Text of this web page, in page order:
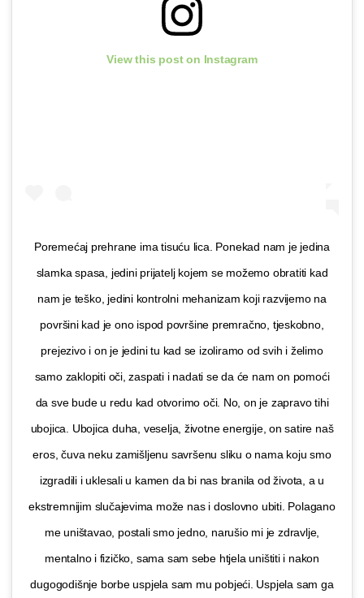
View this post on Instagram
Poremećaj prehrane ima tisuću lica. Ponekad nam je jedina
slamka spasa, jedini prijatelj kojem se možemo obratiti kad
nam je teško, jedini kontrolni mehanizam koji razvijemo na
površini kad je ono ispod površine premračno, tjeskobno,
prejezivo i on je jedini tu kad se izoliramo od svih i želimo
samo zaklopiti oči, zaspati i nadati se da će nam on pomoći
da sve bude u redu kad otvorimo oči. No, on je zapravo tihi
ubojica. Ubojica duha, veselja, životne energije, on satire naš
eros, čuva neku zamišljenu savršenu sliku o nama koju smo
izgradili i uklesali u kamen da bi nas branila od života, a u
ekstremnijim slučajevima može nas i doslovno ubiti. Polagano
me uništavao, postali smo jedno, narušio mi je zdravlje,
mentalno i fizičko, sama sam sebe htjela uništiti i nakon
dugogodišnje borbe uspjela sam mu pobjeći. Uspjela sam ga